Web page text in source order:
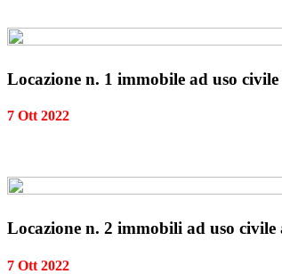
Locazione n. 1 immobile ad uso
7 Ott 2022
Locazione n. 2 immobili ad uso
7 Ott 2022